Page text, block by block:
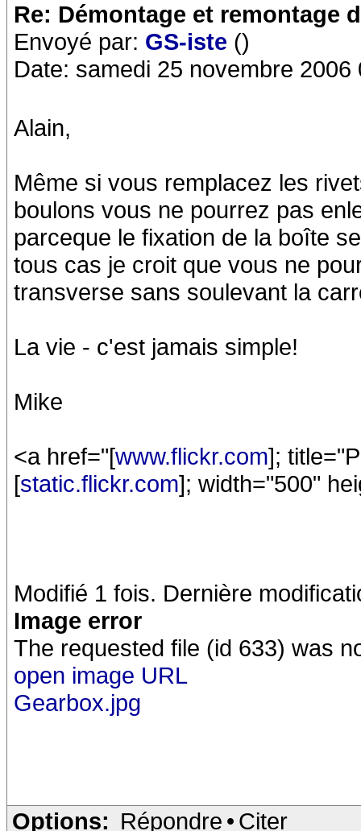
Re: Démontage et remontage
Envoyé par: GS-iste ()
Date: samedi 25 novembre 2006
Alain,
Même si vous remplacez les
boulons vous ne pourrez pas
parceque le fixation de la boîte
tous cas je croit que vous ne
transverse sans soulevant la
La vie - c'est jamais simple!
Mike
<a href="[www.flickr.com];
[static.flickr.com]; width="500"
Modifié 1 fois. Dernière
Image error
The requested file (id 633) was
open image URL
Gearbox.jpg
Options: Répondre • Citer